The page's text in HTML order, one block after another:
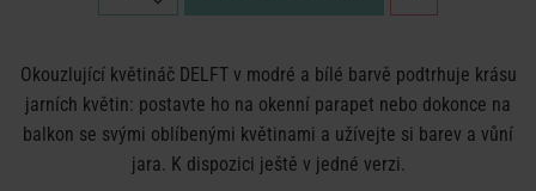
Okouzlující květináč DELFT v modré a bílé barvě podtrhuje krásu
jarních květin: postavte ho na okenní parapet nebo dokonce na
balkon se svými oblíbenými květinami a užívejte si barev a vůní
jara. K dispozici ještě v jedné verzi.